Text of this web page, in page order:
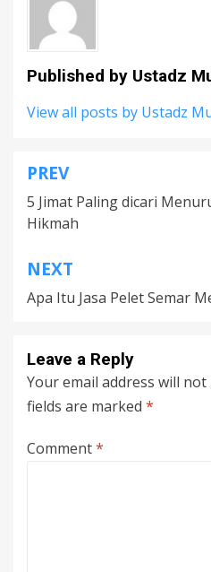
Published by Ustadz
View all posts by Ustadz
Post
navigation
PREV
5 Jimat Paling dicari
Hikmah
NEXT
Apa Itu Jasa Pelet Semar
Leave a Reply
Your email address will not
fields are marked *
Comment*